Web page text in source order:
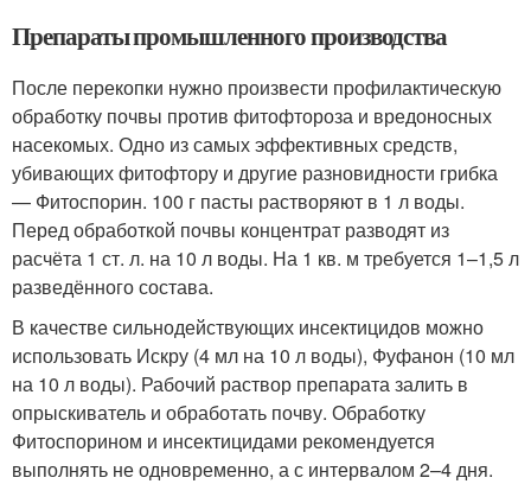
Препараты промышленного производства
После перекопки нужно произвести профилактическую
обработку почвы против фитофтороза и вредоносных
насекомых. Одно из самых эффективных средств,
убивающих фитофтору и другие разновидности грибка
— Фитоспорин. 100 г пасты растворяют в 1 л воды.
Перед обработкой почвы концентрат разводят из
расчёта 1 ст. л. на 10 л воды. На 1 кв. м требуется 1–1,5 л
разведённого состава.
В качестве сильнодействующих инсектицидов можно
использовать Искру (4 мл на 10 л воды), Фуфанон (10 мл
на 10 л воды). Рабочий раствор препарата залить в
опрыскиватель и обработать почву. Обработку
Фитоспорином и инсектицидами рекомендуется
выполнять не одновременно, а с интервалом 2–4 дня.